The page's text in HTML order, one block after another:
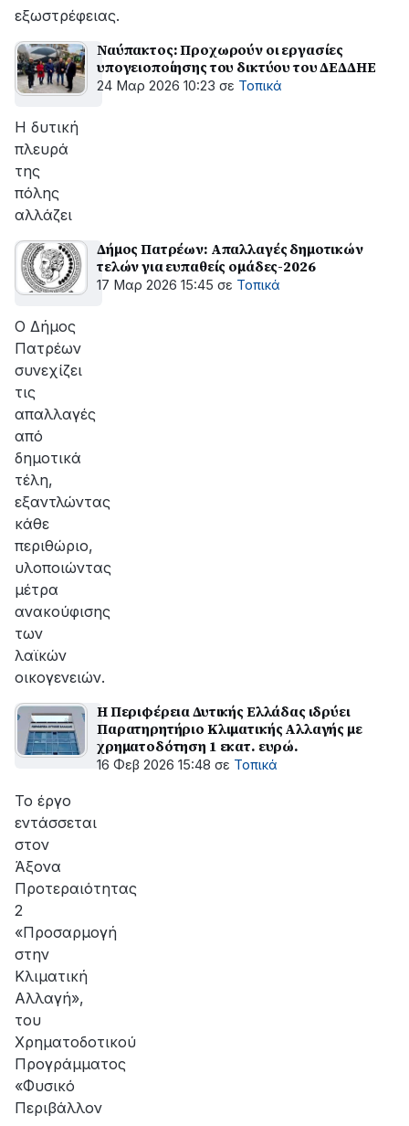
εξωστρέφειας.
Ναύπακτος: Προχωρούν οι εργασίες
υπογειοποίησης του δικτύου του ΔΕΔΔΗΕ
24 Μαρ 2026 10:23 σε Τοπικά
Η δυτική
πλευρά
της
πόλης
αλλάζει
Δήμος Πατρέων: Απαλλαγές δημοτικών
τελών για ευπαθείς ομάδες-2026
17 Μαρ 2026 15:45 σε Τοπικά
Ο Δήμος
Πατρέων
συνεχίζει
τις
απαλλαγές
από
δημοτικά
τέλη,
εξαντλώντας
κάθε
περιθώριο,
υλοποιώντας
μέτρα
ανακούφισης
των
λαϊκών
οικογενειών.
Η Περιφέρεια Δυτικής Ελλάδας ιδρύει
Παρατηρητήριο Κλιματικής Αλλαγής με
χρηματοδότηση 1 εκατ. ευρώ.
16 Φεβ 2026 15:48 σε Τοπικά
Το έργο
εντάσσεται
στον
Άξονα
Προτεραιότητας
2
«Προσαρμογή
στην
Κλιματική
Αλλαγή»,
του
Χρηματοδοτικού
Προγράμματος
«Φυσικό
Περιβάλλον